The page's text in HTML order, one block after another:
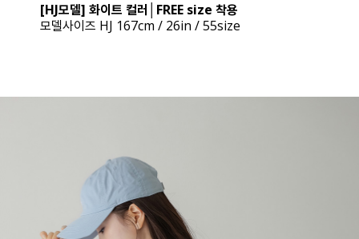
[HJ모델] 화이트 컬러│FREE size 착용
모델사이즈 HJ 167cm / 26in / 55size